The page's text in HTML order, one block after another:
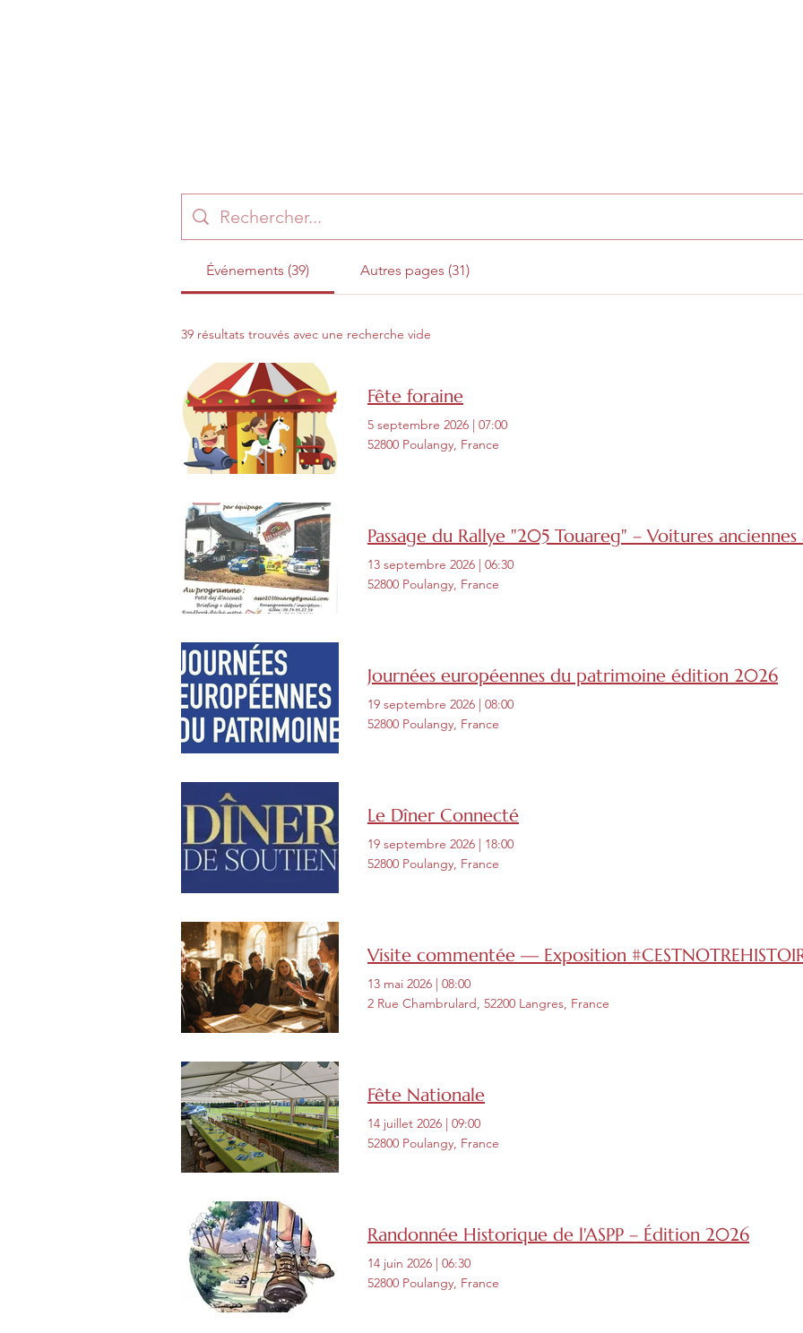
Événements (39) Autres pages (31)
39 résultats trouvés avec une recherche vide
Fête foraine
5 septembre 2026 | 07:00
52800 Poulangy, France
Passage du Rallye "205 Touareg" – Voitures
13 septembre 2026 | 06:30
52800 Poulangy, France
Journées européennes du patrimoine édition 2026
19 septembre 2026 | 08:00
52800 Poulangy, France
Le Dîner Connecté
19 septembre 2026 | 18:00
52800 Poulangy, France
Visite commentée — Exposition
13 mai 2026 | 08:00
2 Rue Chambrulard, 52200 Langres, France
Fête Nationale
14 juillet 2026 | 09:00
52800 Poulangy, France
Randonnée Historique de l'ASPP – Édition 2026
14 juin 2026 | 06:30
52800 Poulangy, France